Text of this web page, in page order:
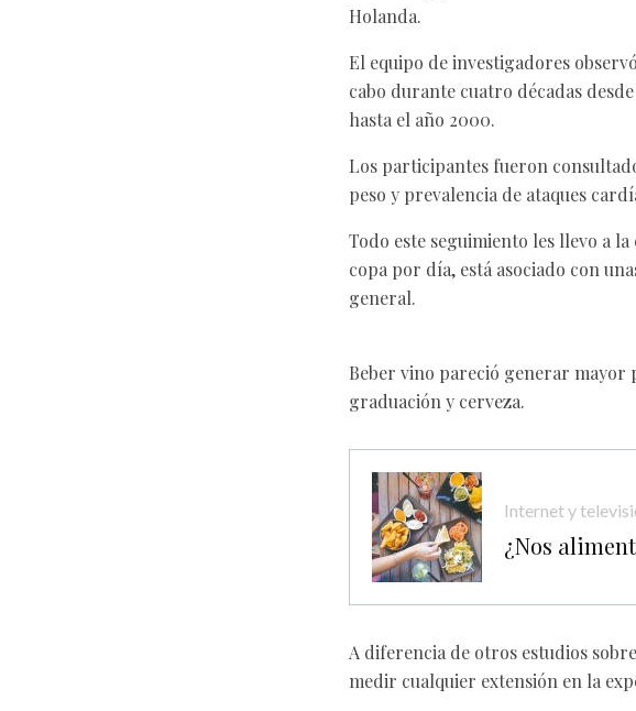
Holanda.
El equipo de investigadores
cabo durante cuatro décadas
hasta el año 2000.
Los participantes fueron
peso y prevalencia de ataques
Todo este seguimiento les llevo a
copa por día, está asociado con
general.
Beber vino pareció generar mayor
graduación y cerveza.
Internet y
¿Nos
A diferencia de otros estudios
medir cualquier extensión en la